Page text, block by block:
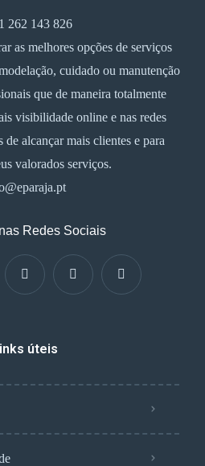
262 143 826
as melhores opções de serviços
cuidado ou manutenção
que de maneira totalmente
visibilidade online e nas redes
alcançar mais clientes e para
valorados serviços.
Redes Sociais
úteis